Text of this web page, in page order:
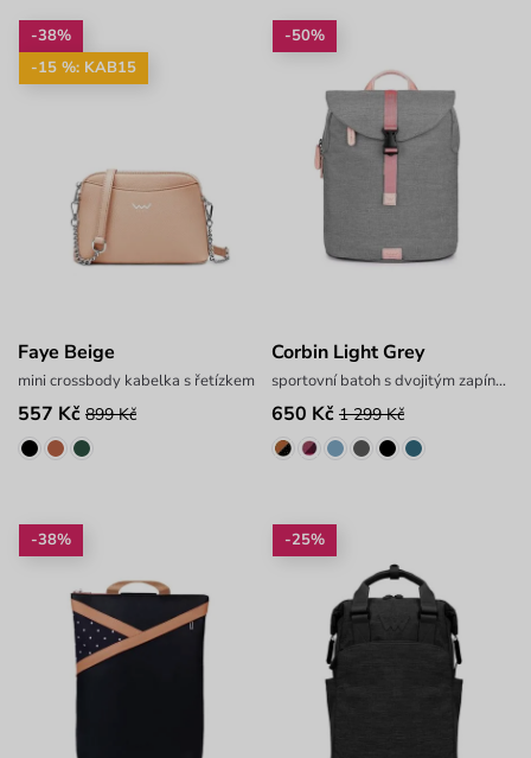
-38%
-15 %: KAB15
Faye Beige
mini crossbody kabelka s řetízkem
557 Kč 899 Kč
-50%
Corbin Light Grey
sportovní batoh s dvojitým zapínáním
650 Kč 1 299 Kč
-38% -25%